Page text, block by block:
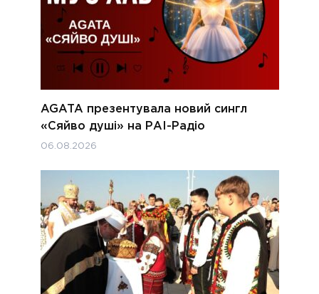
AGATA презентувала новий сингл
«Сяйво душі» на РАІ-Радіо
06.08.2026